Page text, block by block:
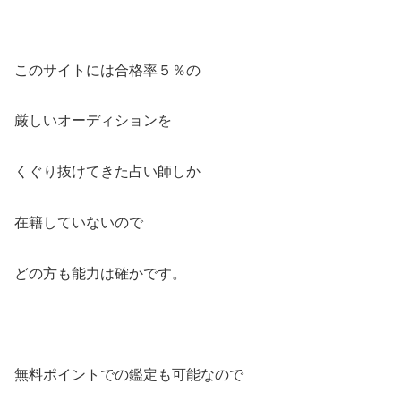
このサイトには合格率５％の
厳しいオーディションを
くぐり抜けてきた占い師しか
在籍していないので
どの方も能力は確かです。
無料ポイントでの鑑定も可能なので